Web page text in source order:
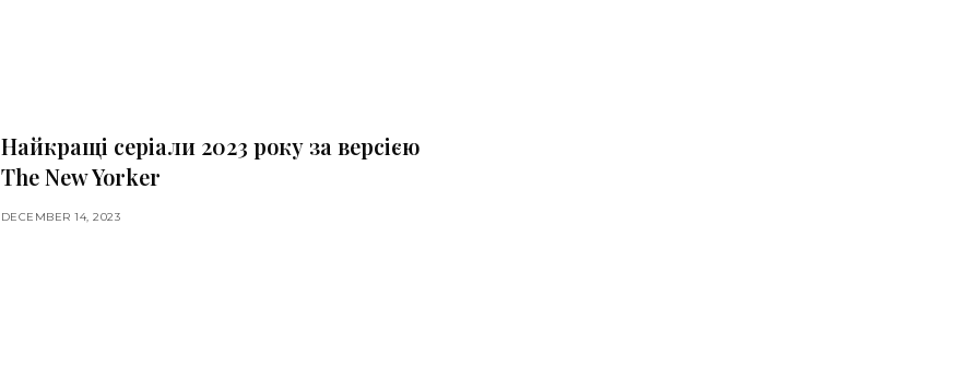
Найкращі серіали 2023 року за версією
The New Yorker
DECEMBER 14, 2023